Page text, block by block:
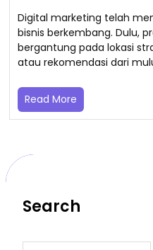
Digital marketing telah
bisnis berkembang. Dulu,
bergantung pada lokasi
atau rekomendasi dari
Read More
Search